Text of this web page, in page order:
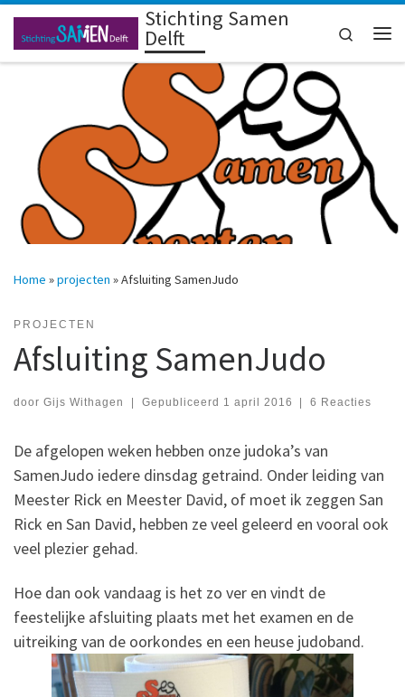
Ga naar inhoud Stichting Samen
Delft
Search
Home »projecten »Afsluiting SamenJudo
PROJECTEN
Afsluiting SamenJudo
door Gijs Withagen Gepubliceerd 1 april 2016 6 Reacties
De afgelopen weken hebben onze judoka’s van
SamenJudo iedere dinsdag getraind. Onder leiding van
Meester Rick en Meester David, of moet ik zeggen San
Rick en San David, hebben ze veel geleerd en vooral ook
veel plezier gehad.
Hoe dan ook vandaag is het zo ver en vindt de
feestelijke afsluiting plaats met het examen en de
uitreiking van de oorkondes en een heuse judoband.